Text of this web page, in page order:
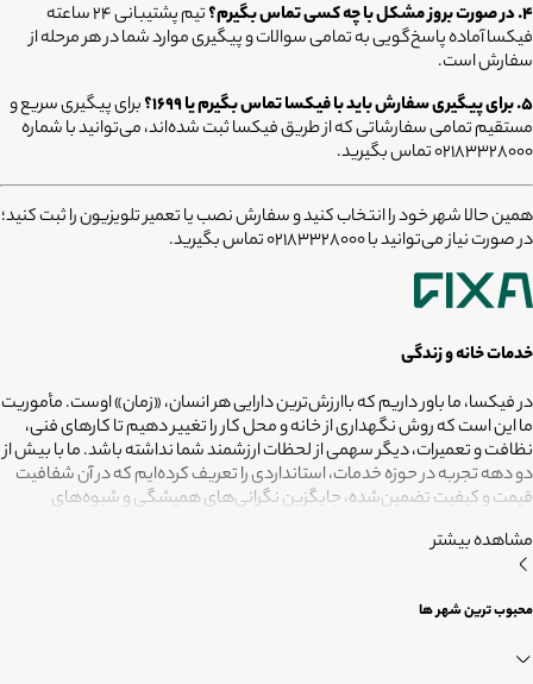
۴. در صورت بروز مشکل با چه کسی تماس بگیرم؟
تیم پشتیبانی ۲۴ ساعته
فیکسا آماده پاسخ‌گویی به تمامی سوالات و پیگیری موارد شما در هر مرحله از
سفارش است.
۵. برای پیگیری سفارش باید با فیکسا تماس بگیرم یا ۱۶۹۹؟
برای پیگیری سریع و
مستقیم تمامی سفارشاتی که از طریق فیکسا ثبت شده‌اند، می‌توانید با شماره
۰۲۱۸۳۳۲۸۰۰۰ تماس بگیرید.
همین حالا شهر خود را انتخاب کنید و سفارش نصب یا تعمیر تلویزیون را ثبت کنید؛
در صورت نیاز می‌توانید با 02183328000 تماس بگیرید.
خدمات خانه و زندگی
در فیکسا، ما باور داریم که باارزش‌ترین دارایی هر انسان، «زمان» اوست. مأموریت
ما این است که روش نگهداری از خانه و محل کار را تغییر دهیم تا کارهای فنی،
نظافت و تعمیرات، دیگر سهمی از لحظات ارزشمند شما نداشته باشد. ما با بیش از
دو دهه تجربه در حوزه خدمات، استانداردی را تعریف کرده‌ایم که در آن شفافیت
قیمت و کیفیت تضمین‌شده، جایگزین نگرانی‌های همیشگی و شیوه‌های
متخصصانی بسپاریم که از فیلترهای سخت‌گیرانه رد شده‌اند تا نتیجه نهایی،
دقیقاً همان فضای امن و بی‌دغدغه‌ای باشد که همیشه برای آرامش خود
آنکه شما فرصت بیشتری برای زندگی کردن داشته باشید؛ فیکسا، زمانی برای
مشاهده بیشتر
محبوب ترین شهر ها